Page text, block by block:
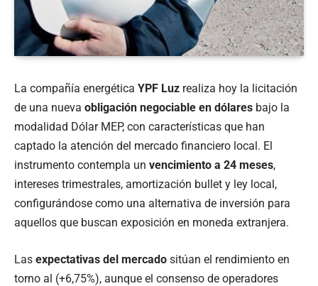
La compañía energética YPF Luz realiza hoy la licitación
de una nueva obligación negociable en dólares bajo la
modalidad Dólar MEP, con características que han
captado la atención del mercado financiero local. El
instrumento contempla un vencimiento a 24 meses,
intereses trimestrales, amortización bullet y ley local,
configurándose como una alternativa de inversión para
aquellos que buscan exposición en moneda extranjera.
Las expectativas del mercado sitúan el rendimiento en
torno al (+6,75%), aunque el consenso de operadores